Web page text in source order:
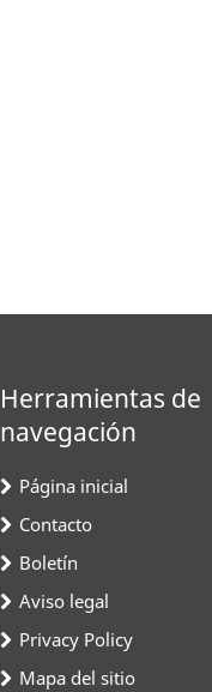
Herramientas de
navegación
Página inicial
Contacto
Boletín
Aviso legal
Privacy Policy
Mapa del sitio